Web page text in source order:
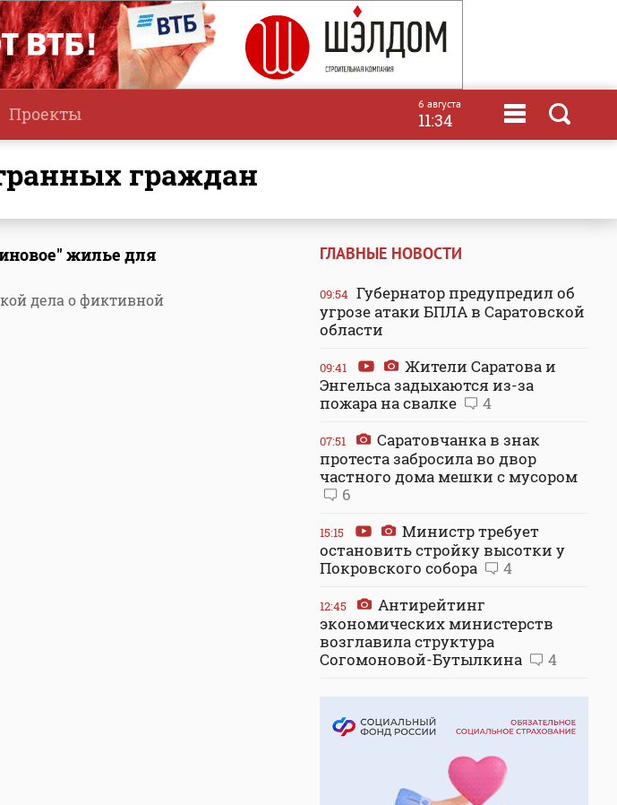
Проекты 6 августа
11:34
граждан
жилье для
дела о фиктивной
ГЛАВНЫЕ НОВОСТИ
09:54 Губернатор предупредил об
угрозе атаки БПЛА в Саратовской
области
09:41
Жители Саратова и
Энгельса задыхаются из-за
пожара на свалке
4
07:51
Саратовчанка в знак
протеста забросила во двор
частного дома мешки с мусором
6
15:15
Министр требует
остановить стройку высотки у
Покровского собора
4
12:45
Антирейтинг
экономических министерств
возглавила структура
Согомоновой-Бутылкина
4